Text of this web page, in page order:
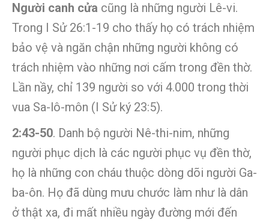
Người canh cửa cũng là những người Lê-vi.
Trong I Sử 26:1-19 cho thấy họ có trách nhiệm
bảo vệ và ngăn chận những người không có
trách nhiệm vào những nơi cấm trong đền thờ.
Lần nầy, chỉ 139 người so với 4.000 trong thời
vua Sa-lô-môn (I Sử ký 23:5).
2:43-50. Danh bộ người Nê-thi-nim, những
người phục dịch là các người phục vụ đền thờ,
họ là những con cháu thuộc dòng dõi người Ga-
ba-ôn. Họ đã dùng mưu chước làm như là dân
ở thật xa, đi mất nhiều ngày đường mới đến